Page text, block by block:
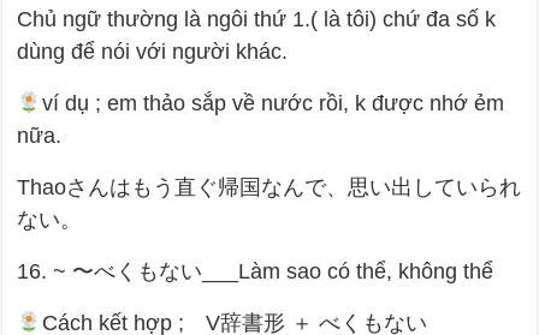
Chủ ngữ thường là ngôi thứ 1.( là tôi) chứ đa số k
dùng để nói với người khác.
ví dụ ; em thảo sắp về nước rồi, k được nhớ ẻm
nữa.
Thaoさんはもう直ぐ帰国なんで、思い出していられ
ない。
16. ~ 〜べくもない___Làm sao có thể, không thể
Cách kết hợp ; V辞書形 ＋ べくもない